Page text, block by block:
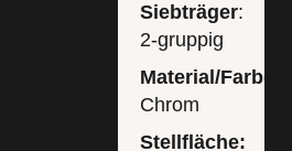
Siebträger:
2-gruppig
Material/Farbe:
Chrom
Stellfläche: